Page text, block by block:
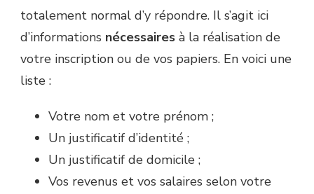
totalement normal d’y répondre. Il s’agit ici
d’informations nécessaires à la réalisation de
votre inscription ou de vos papiers. En voici une
liste :
Votre nom et votre prénom ;
Un justificatif d’identité ;
Un justificatif de domicile ;
Vos revenus et vos salaires selon votre